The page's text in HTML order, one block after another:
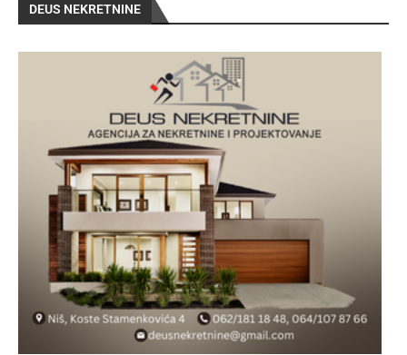
DEUS NEKRETNINE